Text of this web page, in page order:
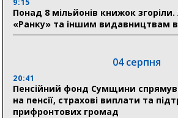
9:15
Понад 8 мільйонів книжок
«Ранку» та іншим видавництвам
04 серпня
20:41
Пенсійний фонд Сумщини
на пенсії, страхові виплати та
прифронтових громад